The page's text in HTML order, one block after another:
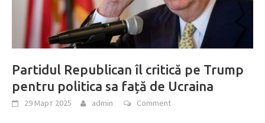
Partidul Republican îl critică pe Trump
pentru politica sa față de Ucraina
29 Март 2025 admin Comment